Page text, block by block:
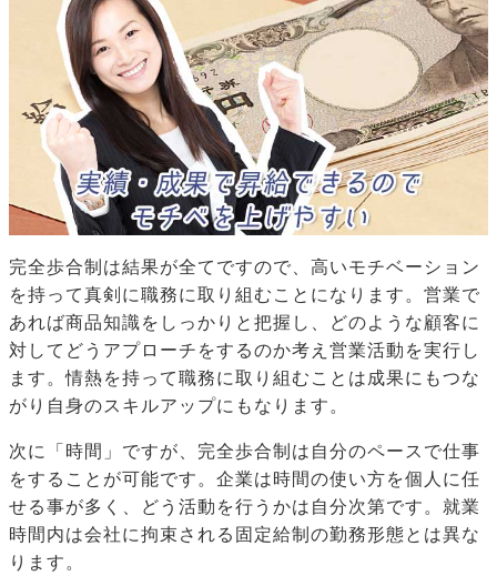
完全歩合制は結果が全てですので、高いモチベーション
を持って真剣に職務に取り組むことになります。営業で
あれば商品知識をしっかりと把握し、どのような顧客に
対してどうアプローチをするのか考え営業活動を実行し
ます。情熱を持って職務に取り組むことは成果にもつな
がり自身のスキルアップにもなります。
次に「時間」ですが、完全歩合制は自分のペースで仕事
をすることが可能です。企業は時間の使い方を個人に任
せる事が多く、どう活動を行うかは自分次第です。就業
時間内は会社に拘束される固定給制の勤務形態とは異な
ります。